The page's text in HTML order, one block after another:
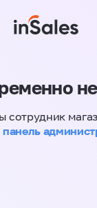
сотрудник
панель